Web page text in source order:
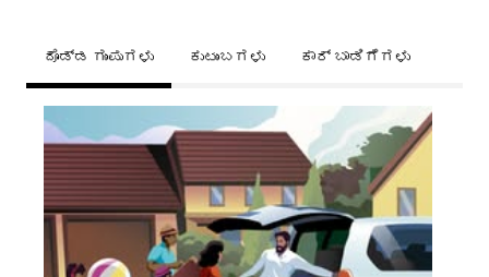
ದೊಡ್ಡ ಗುಂಪುಗಳು ಕುಟುಂಬಗಳು ಕಾರ್ ಬಾಡಿಗೆಗಳು